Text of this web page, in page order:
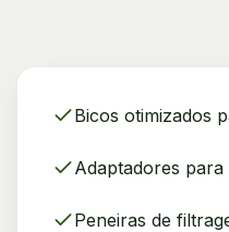
Bicos otimizados
Adaptadores
Peneiras de